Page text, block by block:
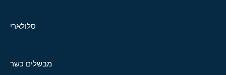
סלולארי
מבשלים כשר